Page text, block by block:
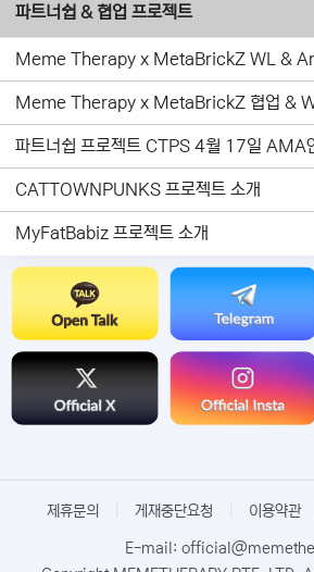
파트너쉽 & 협업 프로젝트
파트너쉽 프로젝트 CTPS 4월 17일 AMA
CATTOWNPUNKS 프로젝트 소개
MyFatBabiz 프로젝트 소개
제휴문의 게재중단요청 이용약관
E-mail: